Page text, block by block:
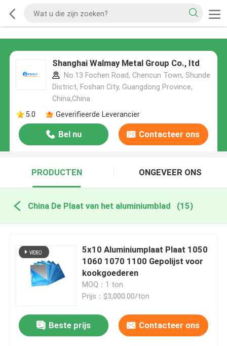
Shanghai Walmay Metal Group Co., Itd
No.13 Fochen Road, Chencun Town, Shunde
District, Foshan City, Guangdong Province,
China,China
5.0
Geverifieerde Leverancier
Bel nu Contacteer ons
PRODUCTEN ONGEVEER ONS
China De Plaat van het aluminiumblad (15)
5x10 Aluminiumplaat Plaat 1050
1060 1070 1100 Gepolijst voor
kookgoederen
MOQ：1 ton
Prijs：$3,000.00/ton
Beste prijs Contacteer ons